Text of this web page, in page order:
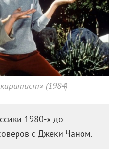
(1984)
1980-х до
на нашем нейросетевом